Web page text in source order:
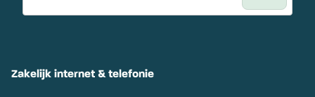
Zakelijk internet & telefonie